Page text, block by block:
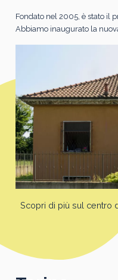
Fondato nel 2005, è stato il
Abbiamo inaugurato la
Scopri di più sul centro